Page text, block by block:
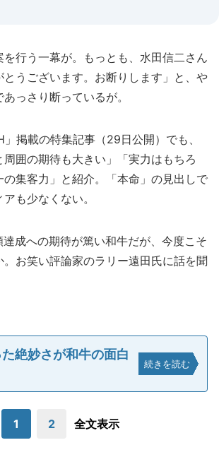
を行う一幕が。もっとも、水田信二さん
とうございます。お断りします」と、や
っさり断っているが。
掲載の特集記事（29日公開）でも、
周囲の期待も大きい」「実力はもちろ
の集客力」と紹介。「本命」の見出しで
も少なくない。
成への期待が篤い和牛だが、今度こそ
お笑い評論家のラリー遠田氏に話を聞
絶妙さが和牛の面白
続きを読む
1 2 全文表示